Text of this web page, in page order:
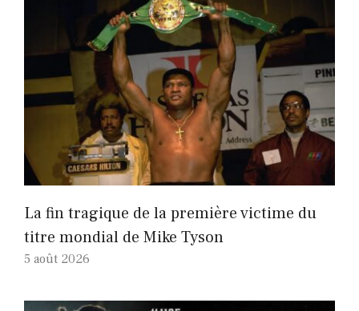
La fin tragique de la première victime du
titre mondial de Mike Tyson
5 août 2026